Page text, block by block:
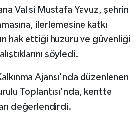
Valisi Mustafa Yavuz, şehrin
ilerlemesine katkı
hak ettiği huzuru ve güvenliği
söyledi.
Ajansı'nda düzenlenen
Toplantısı'nda, kentte
değerlendirdi.